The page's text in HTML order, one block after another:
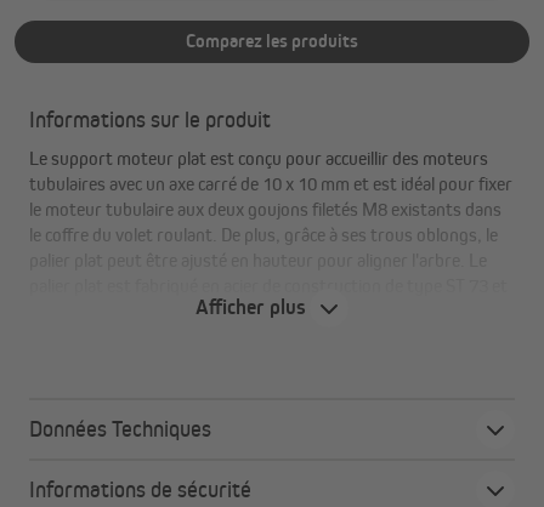
Comparez les produits
Informations sur le produit
Le support moteur plat est conçu pour accueillir des moteurs
tubulaires avec un axe carré de 10 x 10 mm et est idéal pour fixer
le moteur tubulaire aux deux goujons filetés M8 existants dans
le coffre du volet roulant. De plus, grâce à ses trous oblongs, le
mm
Afficher plus
Données Techniques
Informations de sécurité